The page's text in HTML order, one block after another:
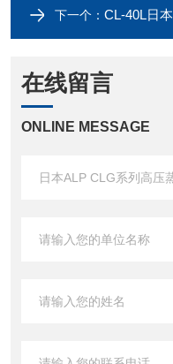
下一个： CL-40L日
在线留言
ONLINE MESSAGE